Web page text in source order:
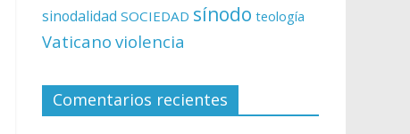
sinodalidad SOCIEDAD sínodo teología
Vaticano violencia
Comentarios recientes